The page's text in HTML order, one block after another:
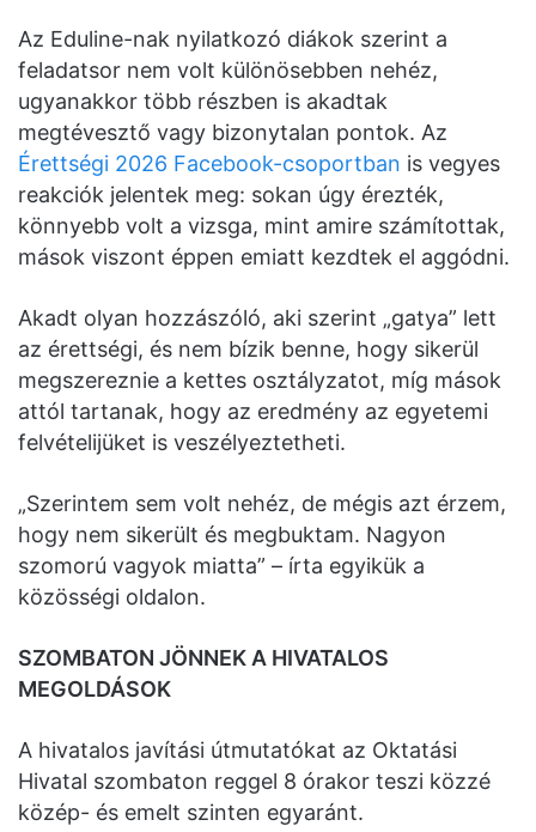
Az Eduline-nak nyilatkozó diákok szerint a
feladatsor nem volt különösebben nehéz,
ugyanakkor több részben is akadtak
megtévesztő vagy bizonytalan pontok. Az
Érettségi 2026 Facebook-csoportban is vegyes
reakciók jelentek meg: sokan úgy érezték,
könnyebb volt a vizsga, mint amire számítottak,
mások viszont éppen emiatt kezdtek el aggódni.
Akadt olyan hozzászóló, aki szerint „gatya” lett
az érettségi, és nem bízik benne, hogy sikerül
megszereznie a kettes osztályzatot, míg mások
attól tartanak, hogy az eredmény az egyetemi
felvételijüket is veszélyeztetheti.
„Szerintem sem volt nehéz, de mégis azt érzem,
hogy nem sikerült és megbuktam. Nagyon
szomorú vagyok miatta” – írta egyikük a
közösségi oldalon.
SZOMBATON JÖNNEK A HIVATALOS
MEGOLDÁSOK
A hivatalos javítási útmutatókat az Oktatási
Hivatal szombaton reggel 8 órakor teszi közzé
közép- és emelt szinten egyaránt.